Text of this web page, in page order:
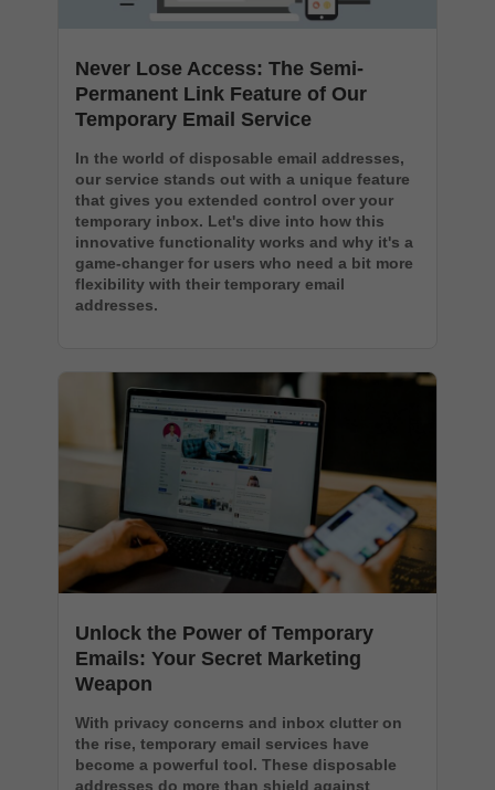
Never Lose Access: The Semi-
Permanent Link Feature of Our
Temporary Email Service
In the world of disposable email addresses,
our service stands out with a unique feature
that gives you extended control over your
temporary inbox. Let's dive into how this
innovative functionality works and why it's a
game-changer for users who need a bit more
flexibility with their temporary email
addresses.
Unlock the Power of Temporary
Emails: Your Secret Marketing
Weapon
With privacy concerns and inbox clutter on
the rise, temporary email services have
become a powerful tool. These disposable
addresses do more than shield against